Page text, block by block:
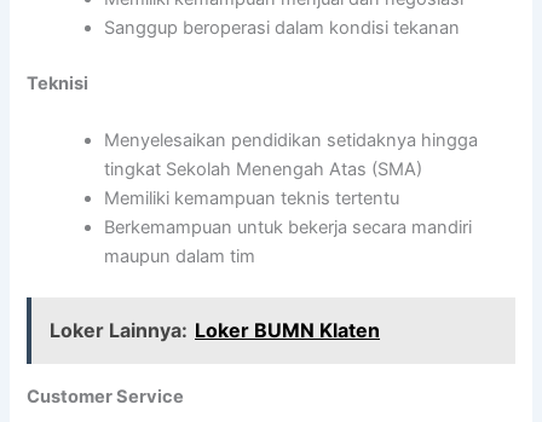
Sanggup beroperasi dalam kondisi tekanan
Teknisi
Menyelesaikan pendidikan setidaknya hingga
tingkat Sekolah Menengah Atas (SMA)
Memiliki kemampuan teknis tertentu
Berkemampuan untuk bekerja secara mandiri
maupun dalam tim
Loker Lainnya: Loker BUMN Klaten
Customer Service